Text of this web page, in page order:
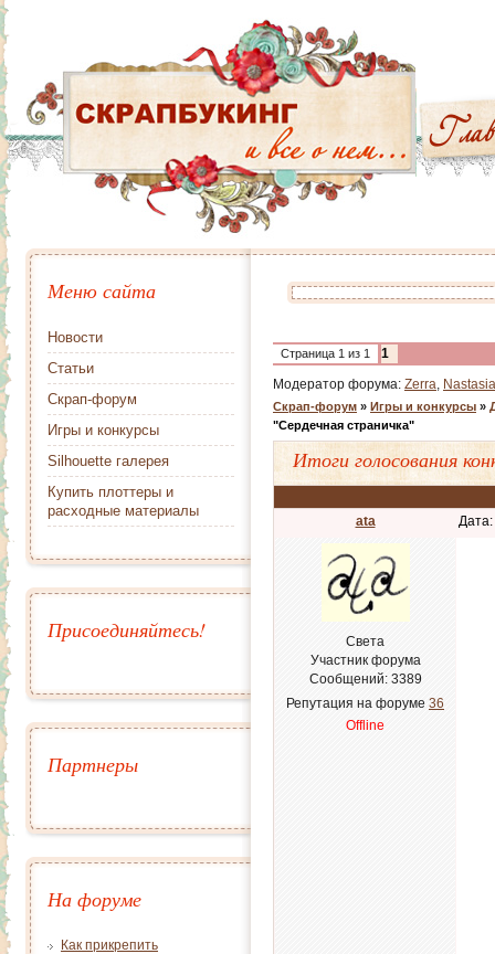
Меню сайта
Новости
Статьи
Скрап-форум
Игры и конкурсы
Silhouette галерея
Купить плоттеры и
расходные материалы
Присоединяйтесь!
Партнеры
На форуме
Как прикрепить
Страница 1 из 1
1
Модератор форума: Zerra, Nastasia
Скрап-форум » Игры и конкурсы »
"Сердечная страничка"
Итоги голосования
ata
Света
Участник форума
Сообщений: 3389
Репутация на форуме 36
Offline